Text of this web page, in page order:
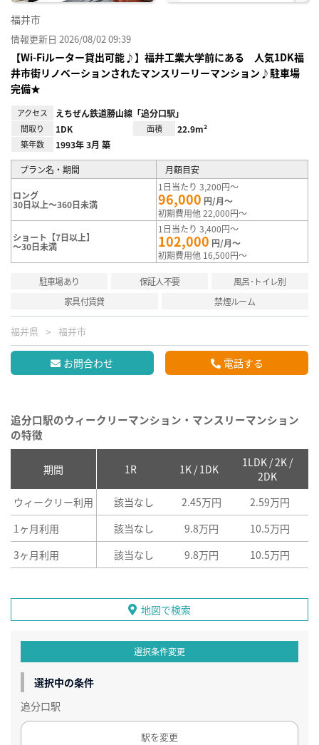
福井市
情報更新日 2026/08/02 09:39
【Wi-Fiルーター貸出可能♪】福井工業大学前にある 人気1DK福
井市街リノベーションされたマンスリーリーマンション♪駐車場
完備★
アクセス えちぜん鉄道勝山線「追分口駅」
間取り 1DK 面積 22.9m²
築年数 1993年 3月 築
プラン名・期間 月額目安
ロング
30日以上～360日未満
1日当たり 3,200円～
96,000 円/月～
初期費用他 22,000円～
ショート【7日以上】
～30日未満
1日当たり 3,400円～
102,000 円/月～
初期費用他 16,500円～
駐車場あり 保証人不要
風呂･トイレ別
家具付賃貸
禁煙ルーム
福井県 福井市
お問合わせ 電話する
追分口駅のウィークリーマンション・マンスリーマンション
の特徴
期間 1R 1K / 1DK
1LDK / 2K /
2DK
ウィークリー利用 該当なし 2.45万円 2.59万円
1ヶ月利用
該当なし 9.8万円 10.5万円
3ヶ月利用
該当なし 9.8万円 10.5万円
地図で検索
選択条件変更
選択中の条件
追分口駅
駅を変更